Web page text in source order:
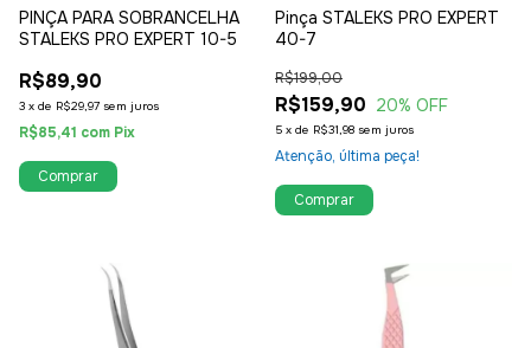
PINÇA PARA SOBRANCELHA
STALEKS PRO EXPERT 10-5
R$89,90
3 x de R$29,97 sem juros
R$85,41 com Pix
Pinça STALEKS PRO EXPERT
40-7
R$159,90
R$199,00
20% OFF
5 x de R$31,98 sem juros
Atenção, última peça!